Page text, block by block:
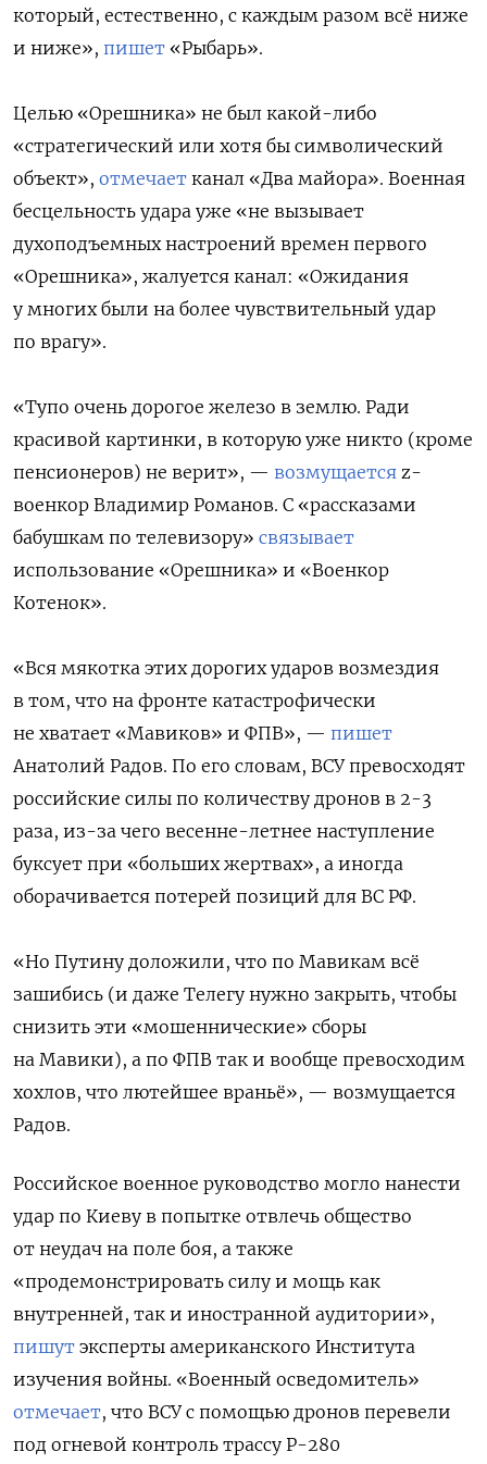
который, естественно, с каждым разом всё ниже
и ниже», пишет «Рыбарь».
Целью «Орешника» не был какой-либо
«стратегический или хотя бы символический
объект», отмечает канал «Два майора». Военная
бесцельность удара уже «не вызывает
духоподъемных настроений времен первого
«Орешника», жалуется канал: «Ожидания
у многих были на более чувствительный удар
по врагу».
«Тупо очень дорогое железо в землю. Ради
красивой картинки, в которую уже никто (кроме
пенсионеров) не верит», — возмущается z-
военкор Владимир Романов. С «рассказами
бабушкам по телевизору» связывает
использование «Орешника» и «Военкор
Котенок».
«Вся мякотка этих дорогих ударов возмездия
в том, что на фронте катастрофически
не хватает «Мавиков» и ФПВ», — пишет
Анатолий Радов. По его словам, ВСУ превосходят
российские силы по количеству дронов в 2-3
раза, из-за чего весенне-летнее наступление
буксует при «больших жертвах», а иногда
оборачивается потерей позиций для ВС РФ.
«Но Путину доложили, что по Мавикам всё
зашибись (и даже Телегу нужно закрыть, чтобы
снизить эти «мошеннические» сборы
на Мавики), а по ФПВ так и вообще превосходим
хохлов, что лютейшее враньё», — возмущается
Радов.
Российское военное руководство могло нанести
удар по Киеву в попытке отвлечь общество
от неудач на поле боя, а также
«продемонстрировать силу и мощь как
внутренней, так и иностранной аудитории»,
пишут эксперты американского Института
изучения войны. «Военный осведомитель»
отмечает, что ВСУ с помощью дронов перевели
под огневой контроль трассу Р-280